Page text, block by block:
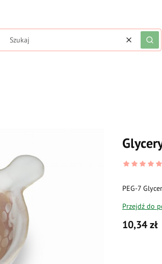
Wyczyść
PEG-7
Przejdź do
Cena
10,34 zł